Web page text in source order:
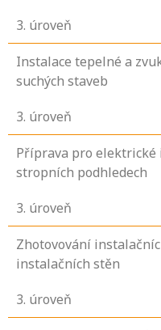
3. úroveň
Instalace tepelné a
suchých staveb
3. úroveň
Příprava pro elektrické
stropních podhledech
3. úroveň
Zhotovování
instalačních stěn
3. úroveň